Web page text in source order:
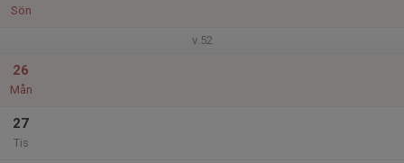
Sön
v.52
26
Mån
27
Tis